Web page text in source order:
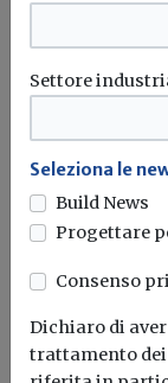
la norma
Termografia
Leggi
Settore
Seleziona le
Build News
Progettare
Consenso
Dichiaro di
trattamento